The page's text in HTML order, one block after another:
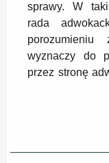
sprawy. W
rada
wyznaczy do
przez stronę